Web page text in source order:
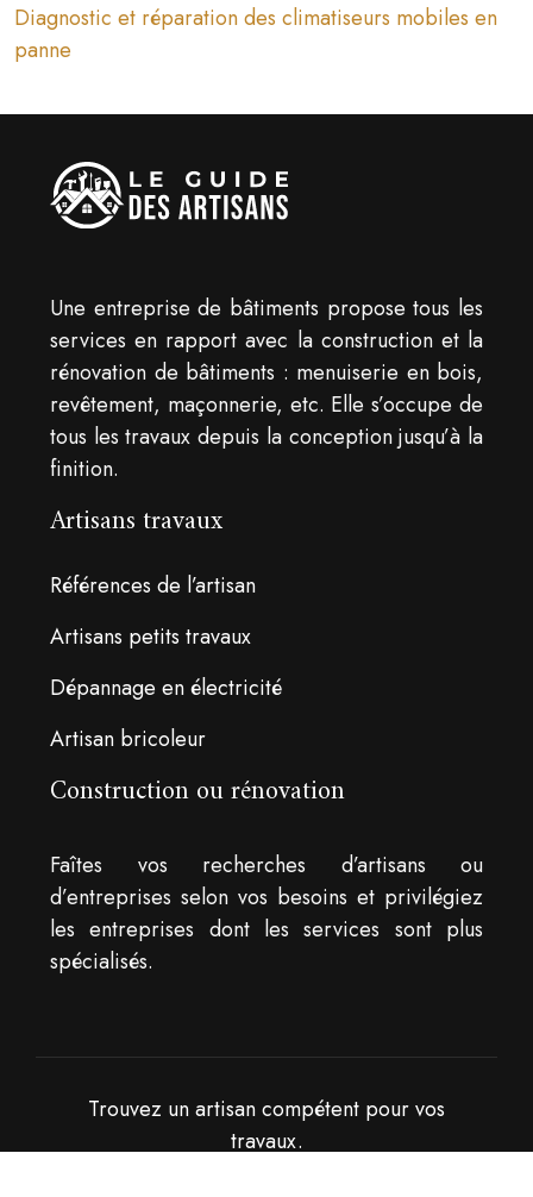
Diagnostic et réparation des climatiseurs mobiles en
panne
Une entreprise de bâtiments propose tous les
services en rapport avec la construction et la
rénovation de bâtiments : menuiserie en bois,
revêtement, maçonnerie, etc. Elle s’occupe de
tous les travaux depuis la conception jusqu’à la
finition.
Artisans travaux
Références de l’artisan
Artisans petits travaux
Dépannage en électricité
Artisan bricoleur
Construction ou rénovation
Faîtes vos recherches d’artisans ou
d’entreprises selon vos besoins et privilégiez
les entreprises dont les services sont plus
spécialisés.
Trouvez un artisan compétent pour vos
travaux.